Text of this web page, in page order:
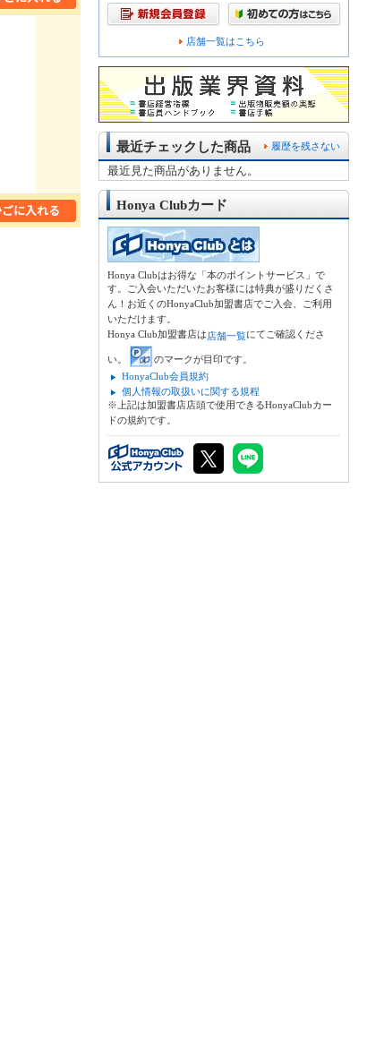
店舗一覧はこちら
履歴を残さない
最近チェックした商品
最近見た商品がありません。
Honya Clubカード
Honya Clubはお得な「本のポイントサービス」で
す。ご入会いただいたお客様には特典が盛りだくさ
ん！お近くのHonyaClub加盟書店でご入会、ご利用
いただけます。
Honya Club加盟書店は店舗一覧にてご確認くださ
い。
のマークが目印です。
HonyaClub会員規約
個人情報の取扱いに関する規程
※上記は加盟書店店頭で使用できるHonyaClubカー
ドの規約です。